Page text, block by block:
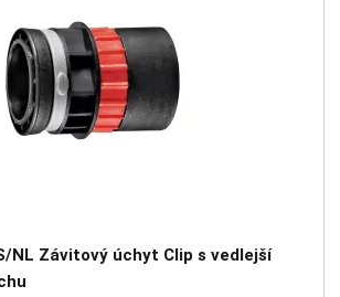
NL Závitový úchyt Clip s vedlejší